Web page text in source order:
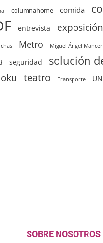
columnahome comida
entrevista exposición
Metro Miguel Ángel
seguridad solución
teatro Transporte
SOBRE NOSOTROS